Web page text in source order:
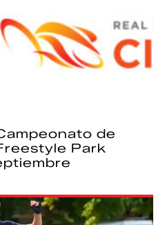
de
Park